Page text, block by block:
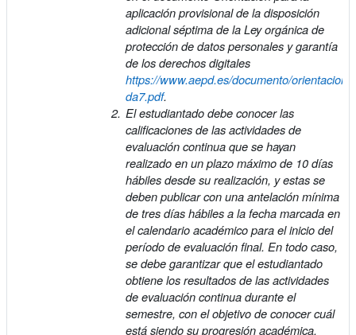
aplicación provisional de la disposición
adicional séptima de la Ley orgánica de
protección de datos personales y garantía
de los derechos digitales
https://www.aepd.es/documento/
da7.pdf.
El estudiantado debe conocer las
calificaciones de las actividades de
evaluación continua que se hayan
realizado en un plazo máximo de 10 días
hábiles desde su realización, y estas se
deben publicar con una antelación mínima
de tres días hábiles a la fecha marcada en
el calendario académico para el inicio del
período de evaluación final. En todo caso,
se debe garantizar que el estudiantado
obtiene los resultados de las actividades
de evaluación continua durante el
semestre, con el objetivo de conocer cuál
está siendo su progresión académica.